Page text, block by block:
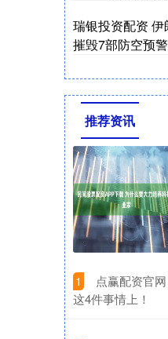
瑞银投资配资
摧毁7部防空预
推荐资讯
1
点赢配资官
这4件事情上！